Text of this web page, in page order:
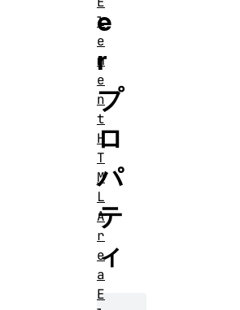
e
r
プ
ロ
パ
テ
ィ
l
e
m
e
n
t
H
T
M
L
A
r
e
a
E